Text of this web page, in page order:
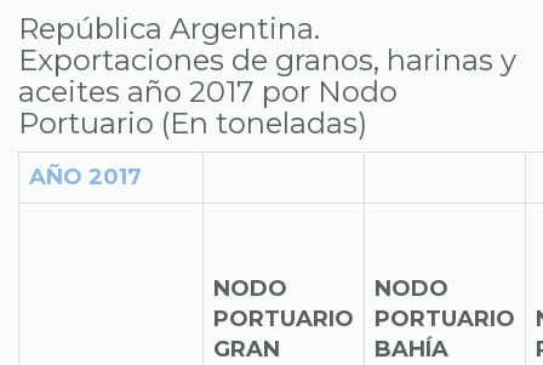
República Argentina.
Exportaciones de granos, harinas y
aceites año 2017 por Nodo
Portuario (En toneladas)
AÑO 2017
NODO
PORTUARIO
GRAN
NODO
PORTUARIO
BAHÍA